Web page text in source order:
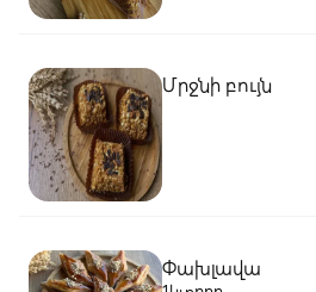
Մրջնի բույն
Փախլավա